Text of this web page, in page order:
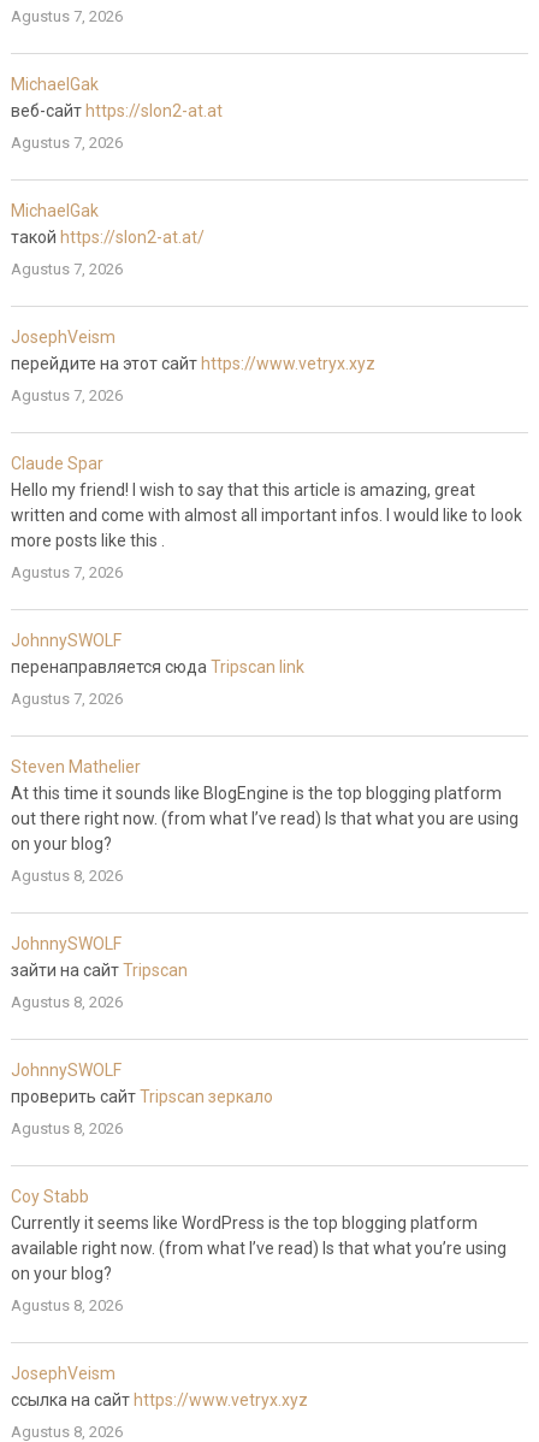
Agustus 7, 2026
MichaelGak
веб-сайт https://slon2-at.at
Agustus 7, 2026
MichaelGak
такой https://slon2-at.at/
Agustus 7, 2026
JosephVeism
перейдите на этот сайт https://www.vetryx.xyz
Agustus 7, 2026
Claude Spar
Hello my friend! I wish to say that this article is amazing, great
written and come with almost all important infos. I would like to look
more posts like this .
Agustus 7, 2026
JohnnySWOLF
перенаправляется сюда Tripscan link
Agustus 7, 2026
Steven Mathelier
At this time it sounds like BlogEngine is the top blogging platform
out there right now. (from what I’ve read) Is that what you are using
on your blog?
Agustus 8, 2026
JohnnySWOLF
зайти на сайтTripscan
Agustus 8, 2026
JohnnySWOLF
проверить сайтTripscan зеркало
Agustus 8, 2026
Coy Stabb
Currently it seems like WordPress is the top blogging platform
available right now. (from what I’ve read) Is that what you’re using
on your blog?
Agustus 8, 2026
JosephVeism
ссылка на сайт https://www.vetryx.xyz
Agustus 8, 2026